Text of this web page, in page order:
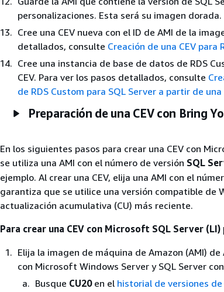
personalizaciones. Esta será su imagen dorada.
Cree una CEV nueva con el ID de AMI de la
detallados, consulte Creación de una CEV para
Cree una instancia de base de datos de RDS
CEV. Para ver los pasos detallados, consulte
de RDS Custom para SQL Server a partir de una
Preparación de una CEV con Bring
En los siguientes pasos para crear una CEV con
se utiliza una AMI con el número de versión SQL
ejemplo. Al crear una CEV, elija una AMI con el
garantiza que se utilice una versión compatible de
actualización acumulativa (CU) más reciente.
Para crear una CEV con Microsoft SQL Server
Elija la imagen de máquina de Amazon (AMI)
con Microsoft Windows Server y SQL Server
Busque CU20en el historial de versiones